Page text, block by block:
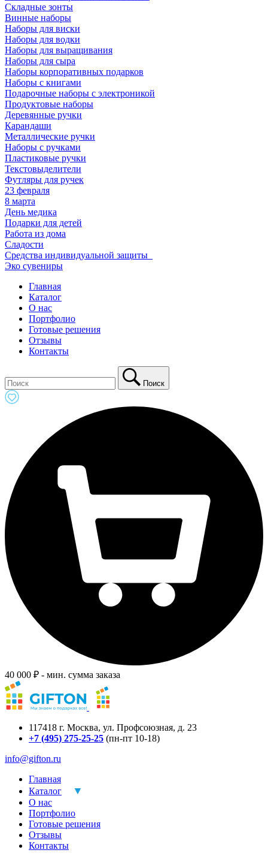
Складные зонты
Винные наборы
Наборы для виски
Наборы для водки
Наборы для выращивания
Наборы для сыра
Наборы корпоративных подарков
Наборы с книгами
Подарочные наборы с электроникой
Продуктовые наборы
Деревянные ручки
Карандаши
Металлические ручки
Наборы с ручками
Пластиковые ручки
Текстовыделители
Футляры для ручек
23 февраля
8 марта
День медика
Подарки для детей
Работа из дома
Сладости
Средства индивидуальной защиты_
Эко сувениры
Главная
Каталог
О нас
Портфолио
Готовые решения
Отзывы
Контакты
Поиск
40 000 ₽ - мин. сумма заказа
117418 г. Москва, ул. Профсоюзная, д. 23
+7 (495) 275-25-25 (пн-пт 10-18)
info@gifton.ru
Главная
Каталог
О нас
Портфолио
Готовые решения
Отзывы
Контакты